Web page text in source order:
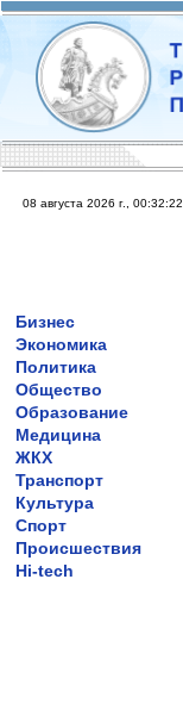
08 августа 2026 г., 00:32:22
Бизнес
Экономика
Политика
Общество
Образование
Медицина
ЖКХ
Транспорт
Культура
Спорт
Происшествия
Hi-tech